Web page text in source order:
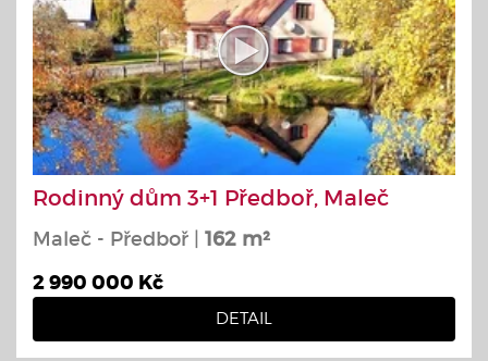
Rodinný dům 3+1 Předboř, Maleč
Maleč - Předboř | 162 m²
2 990 000 Kč
DETAIL